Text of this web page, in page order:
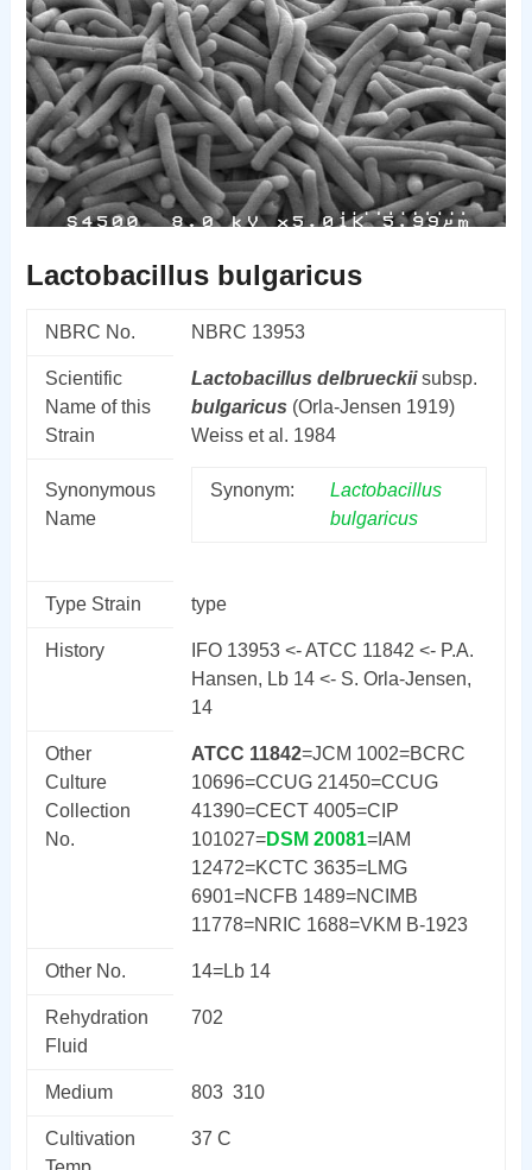
Lactobacillus bulgaricus
NBRC No. NBRC 13953
Scientific
Name of this
Strain
Lactobacillus delbrueckiisubsp.
bulgaricus (Orla-Jensen 1919)
Weiss et al. 1984
Synonymous
Name
Synonym:
Lactobacillus
bulgaricus
Type Strain type
History
IFO 13953 <- ATCC 11842 <- P.A.
Hansen, Lb 14 <- S. Orla-Jensen,
14
Other
Culture
Collection
No.
ATCC 11842=JCM 1002=BCRC
10696=CCUG 21450=CCUG
41390=CECT 4005=CIP
101027=DSM 20081=IAM
12472=KCTC 3635=LMG
6901=NCFB 1489=NCIMB
11778=NRIC 1688=VKM B-1923
Other No. 14=Lb 14
Rehydration
Fluid
702
Medium 803 310
Cultivation
37 C